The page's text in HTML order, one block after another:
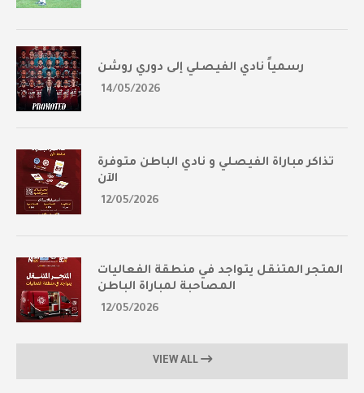
رسمياً نادي الفيصلي إلى دوري روشن
14/05/2026
تذاكر مباراة الفيصلي و نادي الباطن متوفرة
الآن
12/05/2026
المتجر المتنقل يتواجد في منطقة الفعاليات
المصاحبة لمباراة الباطن
12/05/2026
VIEW ALL